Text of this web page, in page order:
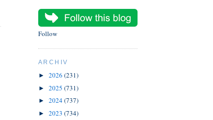
Follow
ARCHIV
► 2026 (231)
► 2025 (731)
► 2024(737)
► 2023 (734)